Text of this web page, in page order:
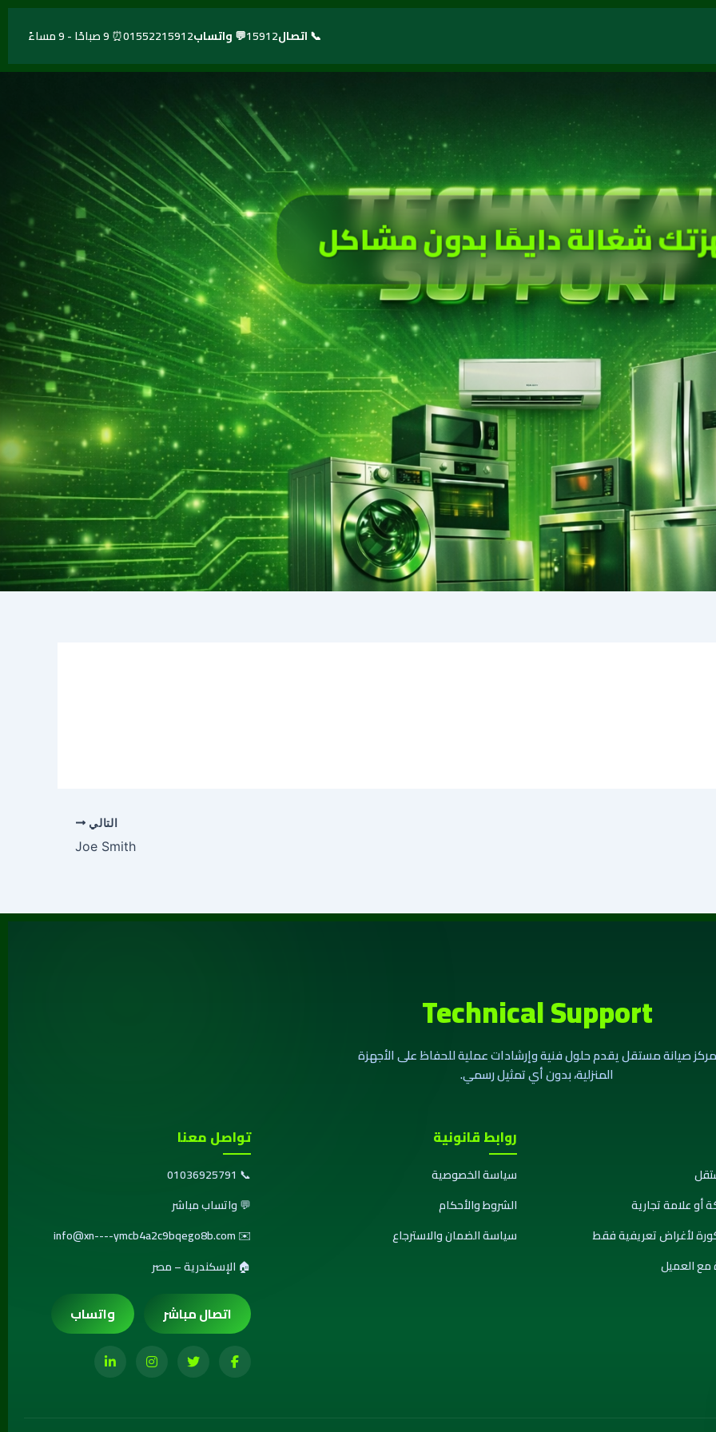
📞 اتصال15912💬 واتساب01552215912⏰ 9 صباحًا - 9 مساءً
شغالة دايمًا بدون مشاكل
التالي
Joe Smith
Technical Support
مركز صيانة مستقل يقدم حلول فنية وإرشادات عملية للحفاظ على الأجهزة
المنزلية، بدون أي تمثيل رسمي.
أو علامة تجارية
لأغراض تعريفية فقط
مع العميل
روابط قانونية
سياسة الخصوصية
الشروط والأحكام
سياسة الضمان والاسترجاع
تواصل معنا
📞
01036925791
💬واتساب مباشر
✉️
info@xn----ymcb4a2c9bqego8b.com
🏠 الإسكندرية – مصر
اتصال مباشر واتساب